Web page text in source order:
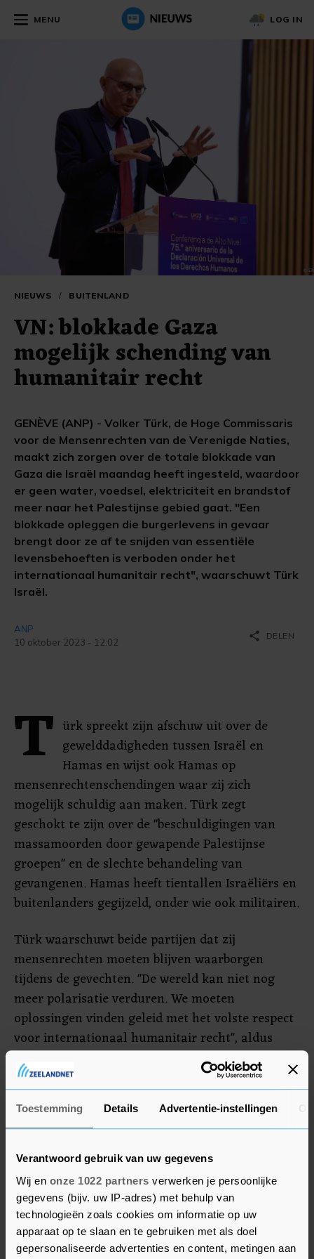
Toestemming Details Advertentie-instellingen
Verantwoord gebruik van uw gegevens
Wij en onze 1022 partners verwerken je persoonlijke
gegevens (bijv. uw IP-adres) met behulp van
technologieën zoals cookies om informatie op uw
apparaat op te slaan en te gebruiken met als doel
gepersonaliseerde advertenties en content, metingen aan
MENU LOG IN
NIEUWS / BUITENLAND
VN: blokkade Gaza
mogelijk schending van
humanitair recht
GENÈVE (ANP) - Volker Türk, de Hoge Commissaris
voor de Mensenrechten van de Verenigde Naties,
maakt zich zorgen over de totale blokkade van
Gaza die Israël maandag heeft ingesteld, waardoor
er geen water, voedsel, elektriciteit en brandstof
meer naar het Palestijnse gebied gaat. "Een
blokkade opleggen die burgerlevens in gevaar
brengt door ze af te snijden van essentiële
levensbehoeften is verboden onder het
internationaal humanitair recht", waarschuwt Türk
Israël.
ANP
10 oktober 2023 - 12:02
share DELEN
T ürk spreekt zijn afschuw uit over de
gewelddadigheden tussen Israël en
Hamas en wijst ook Hamas op
mensenrechtenschendingen waar zij zich
mogelijk schuldig aan maken. Türk zegt
geschokt te zijn over de "beschuldigingen van
massamoorden door gewapende Palestijnse
groepen" en de slechte behandeling van
gevangenen. Hamas heeft tientallen Israëliërs en
buitenlanders gegijzeld, onder wie ook militairen.
Türk waarschuwt beide partijen dat zij
mensenrechten moeten blijven waarborgen
tijdens de gevechten. "De wereld kan niet nog
meer polarisatie verduren. We moeten
oplossingen vinden geleid met het volste respect
voor internationaal humanitair recht", aldus
Türk. De Hoge Commissaris maakt zich ook
zorgen over de toename in antisemitisch en
islamofoob taalgebruik, zowel in de regio als
wereldwijd, sinds de gevechten begonnen op
zaterdag toen Hamas Israël aanviel. "Door bittere
ervaring weten we dat wraakzucht niet het
antwoord is en dat het uiteindelijk burgers zijn
die daarvoor moeten boeten."